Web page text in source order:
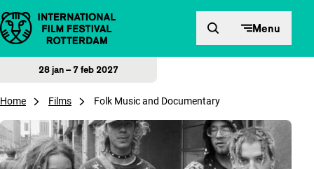
Direct naar inhoud Menu
28 jan – 7 feb 2027
Home Films Folk Music and Documentary